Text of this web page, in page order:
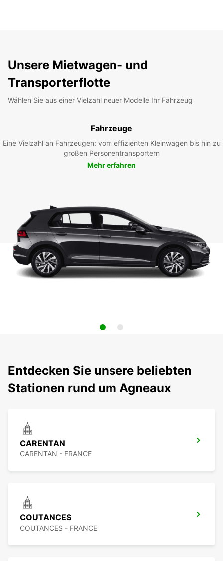
Unsere Mietwagen- und
Transporterflotte
Wählen Sie aus einer Vielzahl neuer Modelle Ihr Fahrzeug
Fahrzeuge
Eine Vielzahl an Fahrzeugen: vom effizienten Kleinwagen bis hin zu
großen Personentransportern
Mehr erfahren
Entdecken Sie unsere beliebten
Stationen rund um Agneaux
CARENTAN
CARENTAN - FRANCE
COUTANCES
COUTANCES - FRANCE